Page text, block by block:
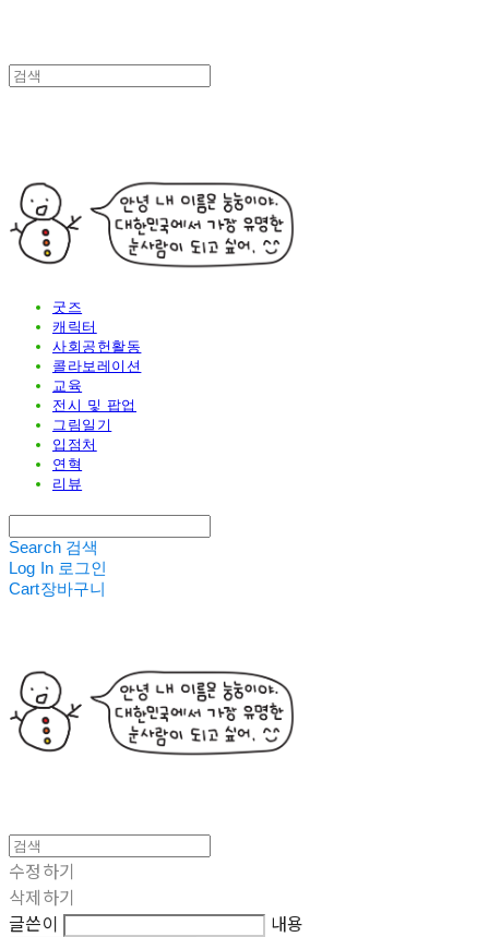
굿즈
캐릭터
사회공헌활동
콜라보레이션
교육
전시 및 팝업
그림일기
입점처
연혁
리뷰
Search 검색
Log In 로그인
Cart장바구니
수정하기
삭제하기
글쓴이
내용